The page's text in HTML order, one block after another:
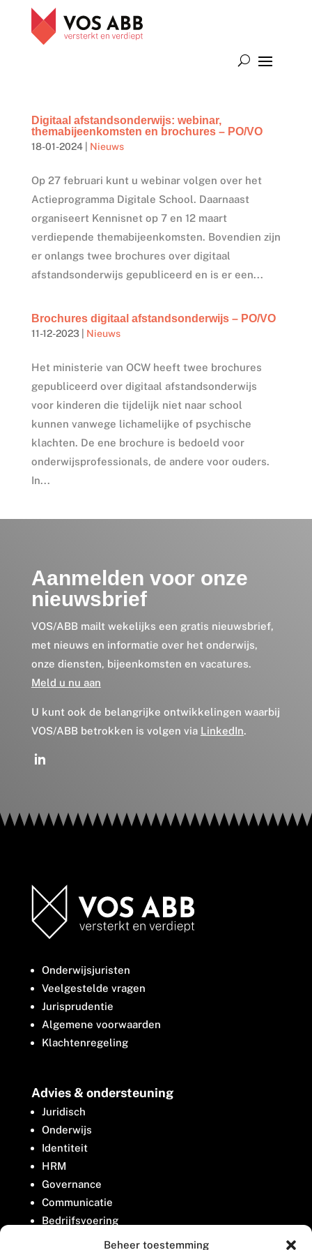
Beheer toestemming
Digitaal afstandsonderwijs: webinar,
themabijeenkomsten en brochures – PO/VO
18-01-2024| Nieuws
Op 27 februari kunt u webinar volgen over het
Actieprogramma Digitale School. Daarnaast
organiseert Kennisnet op 7 en 12 maart
verdiepende themabijeenkomsten. Bovendien zijn
er onlangs twee brochures over digitaal
afstandsonderwijs gepubliceerd en is er een...
Brochures digitaal afstandsonderwijs – PO/VO
11-12-2023| Nieuws
Het ministerie van OCW heeft twee brochures
gepubliceerd over digitaal afstandsonderwijs
voor kinderen die tijdelijk niet naar school
kunnen vanwege lichamelijke of psychische
klachten. De ene brochure is bedoeld voor
onderwijsprofessionals, de andere voor ouders.
In...
Aanmelden voor onze
nieuwsbrief
VOS/ABB mailt wekelijks een gratis nieuwsbrief,
met nieuws en informatie over het onderwijs,
onze diensten, bijeenkomsten en vacatures.
Meld u nu aan
U kunt ook de belangrijke ontwikkelingen waarbij
VOS/ABB betrokken is volgen via LinkedIn.
Onderwijsjuristen
Veelgestelde vragen
Jurisprudentie
Algemene voorwaarden
Klachtenregeling
Advies & ondersteuning
Juridisch
Onderwijs
Identiteit
HRM
Governance
Communicatie
Bedrijfsvoering
Belangenbehartiging